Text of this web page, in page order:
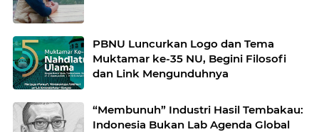
PBNU Luncurkan Logo dan Tema
Muktamar ke-35 NU, Begini Filosofi
dan Link Mengunduhnya
“Membunuh” Industri Hasil Tembakau:
Indonesia Bukan Lab Agenda Global